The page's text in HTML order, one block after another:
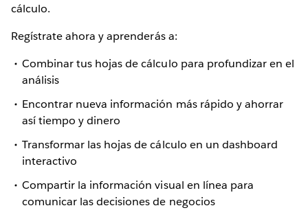
cálculo.
Regístrate ahora y aprenderás a:
Combinar tus hojas de cálculo para profundizar en el
análisis
Encontrar nueva información más rápido y ahorrar
así tiempo y dinero
Transformar las hojas de cálculo en un dashboard
interactivo
Compartir la información visual en línea para
comunicar las decisiones de negocios